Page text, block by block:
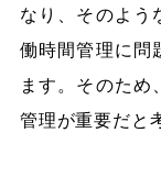
なり、そのよう
働時間管理に問
ます。そのため
管理が重要だと